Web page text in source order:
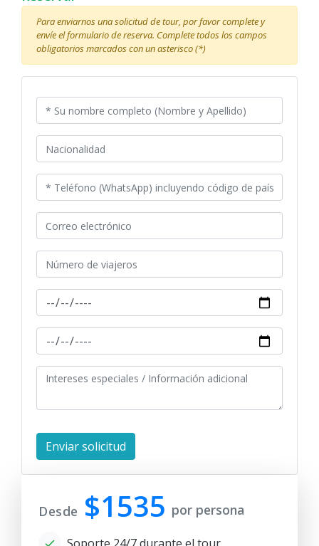
Para enviarnos una solicitud de tour, por favor complete y
envíe el formulario de reserva. Complete todos los campos
obligatorios marcados con un asterisco (*)
Desde $1535 por persona